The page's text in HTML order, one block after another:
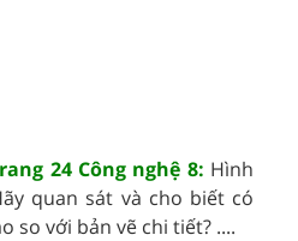
24 Công nghệ 8: Hình
quan sát và cho biết có
so với bản vẽ chi tiết? ....